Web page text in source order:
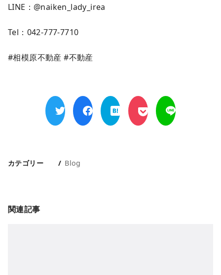
LINE：@naiken_lady_irea
Tel：042-777-7710
#相模原不動産 #不動産
カテゴリー Blog
関連記事